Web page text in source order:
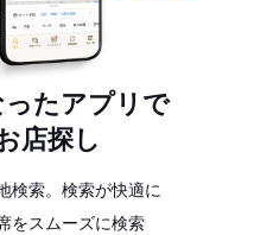
たアプリで
店探し
検索。検索が快適に
をスムーズに検索